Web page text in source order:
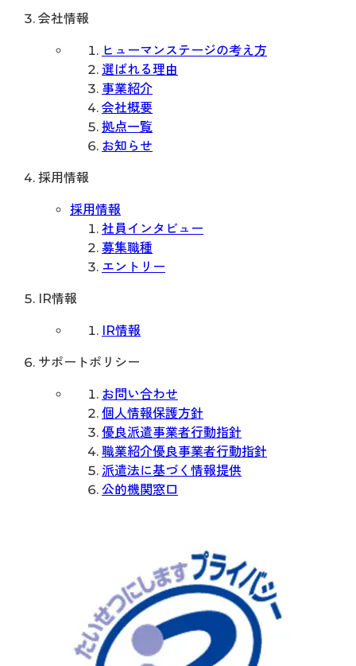
会社情報
ヒューマンステージの考え方
選ばれる理由
事業紹介
会社概要
拠点一覧
お知らせ
採用情報
採用情報
社員インタビュー
募集職種
エントリー
IR情報
IR情報
サポートポリシー
お問い合わせ
個人情報保護方針
優良派遣事業者行動指針
職業紹介優良事業者行動指針
派遣法に基づく情報提供
公的機関窓口